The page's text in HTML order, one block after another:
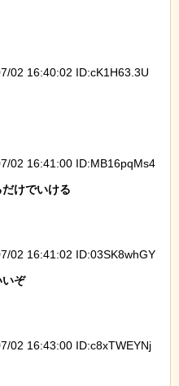
02 16:40:02 ID:cK1H63.3U
02 16:41:00 ID:MB16pqMs4
けでいける
02 16:41:02 ID:03SK8whGY
いぞ
02 16:43:00 ID:c8xTWEYNj